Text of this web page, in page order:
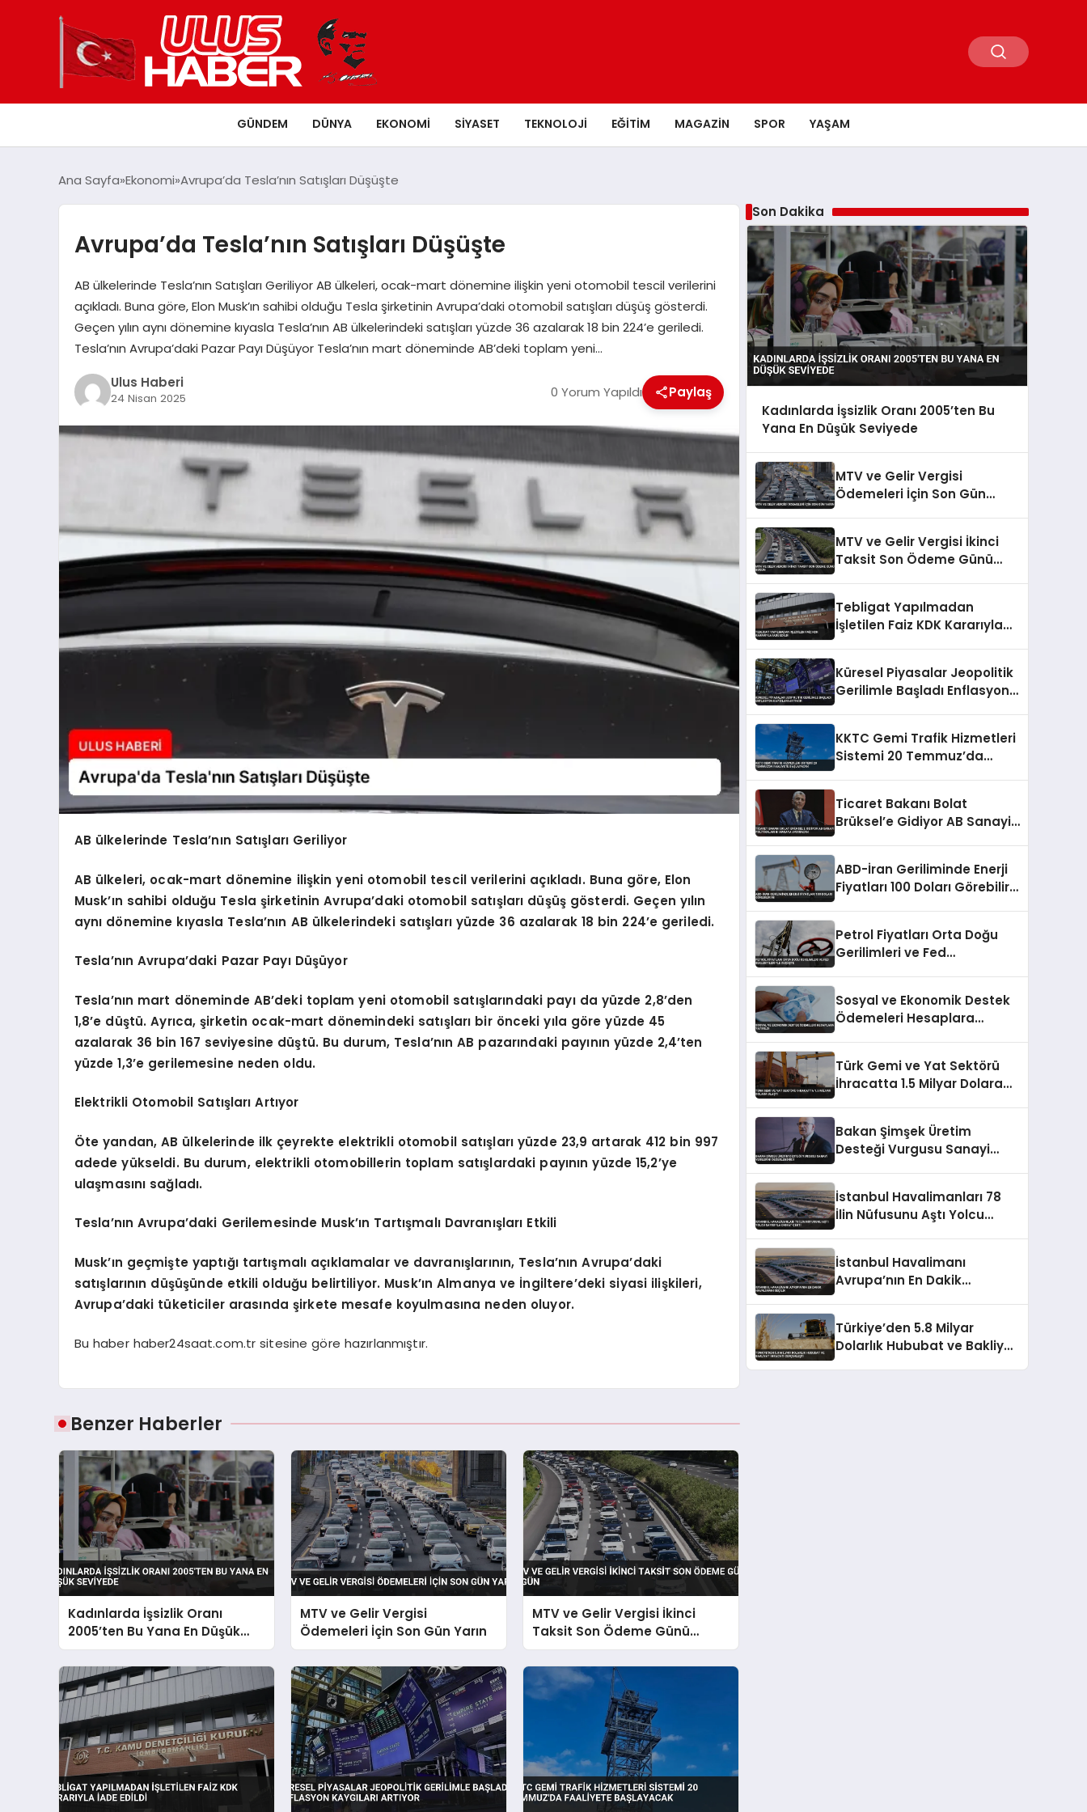
GÜNDEM DÜNYA EKONOMI SIYASET TEKNOLOJI EĞITIM MAGAZIN SPOR YAŞAM
Ana Sayfa Ekonomi Avrupa’da Tesla’nın Satışları Düşüşte
Avrupa’da Tesla’nın Satışları Düşüşte
AB ülkelerinde Tesla’nın Satışları Geriliyor AB ülkeleri, ocak-mart dönemine ilişkin yeni otomobil tescil verilerini
açıkladı. Buna göre, Elon Musk’ın sahibi olduğu Tesla şirketinin Avrupa’daki otomobil satışları düşüş gösterdi.
Geçen yılın aynı dönemine kıyasla Tesla’nın AB ülkelerindeki satışları yüzde 36 azalarak 18 bin 224’e geriledi.
Tesla’nın Avrupa’daki Pazar Payı Düşüyor Tesla’nın mart döneminde AB’deki toplam yeni…
Ulus Haberi
24 Nisan 2025 0 Yorum Yapıldı Paylaş
AB ülkelerinde Tesla’nın Satışları Geriliyor
AB ülkeleri, ocak-mart dönemine ilişkin yeni otomobil tescil verilerini açıkladı. Buna göre, Elon
Musk’ın sahibi olduğu Tesla şirketinin Avrupa’daki otomobil satışları düşüş gösterdi. Geçen yılın
aynı dönemine kıyasla Tesla’nın AB ülkelerindeki satışları yüzde 36 azalarak 18 bin 224’e geriledi.
Tesla’nın Avrupa’daki Pazar Payı Düşüyor
Tesla’nın mart döneminde AB’deki toplam yeni otomobil satışlarındaki payı da yüzde 2,8’den
1,8’e düştü. Ayrıca, şirketin ocak-mart dönemindeki satışları bir önceki yıla göre yüzde 45
azalarak 36 bin 167 seviyesine düştü. Bu durum, Tesla’nın AB pazarındaki payının yüzde 2,4’ten
yüzde 1,3’e gerilemesine neden oldu.
Elektrikli Otomobil Satışları Artıyor
Öte yandan, AB ülkelerinde ilk çeyrekte elektrikli otomobil satışları yüzde 23,9 artarak 412 bin 997
adede yükseldi. Bu durum, elektrikli otomobillerin toplam satışlardaki payının yüzde 15,2’ye
ulaşmasını sağladı.
Tesla’nın Avrupa’daki Gerilemesinde Musk’ın Tartışmalı Davranışları Etkili
Musk’ın geçmişte yaptığı tartışmalı açıklamalar ve davranışlarının, Tesla’nın Avrupa’daki
satışlarının düşüşünde etkili olduğu belirtiliyor. Musk’ın Almanya ve İngiltere’deki siyasi ilişkileri,
Avrupa’daki tüketiciler arasında şirkete mesafe koyulmasına neden oluyor.
Bu haber haber24saat.com.tr sitesine göre hazırlanmıştır.
Benzer Haberler
Kadınlarda İşsizlik Oranı
2005’ten Bu Yana En Düşük
Seviyede
MTV ve Gelir Vergisi
Ödemeleri İçin Son Gün Yarın
MTV ve Gelir Vergisi İkinci
Taksit Son Ödeme Günü
Bugün
Son Dakika
Kadınlarda İşsizlik Oranı 2005’ten Bu
Yana En Düşük Seviyede
MTV ve Gelir Vergisi
Ödemeleri İçin Son Gün
MTV ve Gelir Vergisi İkinci
Taksit Son Ödeme Günü
Tebligat Yapılmadan
İşletilen Faiz KDK Kararıyla
Küresel Piyasalar Jeopolitik
Gerilimle Başladı Enflasyon
KKTC Gemi Trafik Hizmetleri
Sistemi 20 Temmuz’da
Ticaret Bakanı Bolat
Brüksel’e Gidiyor AB Sanayi
ABD-İran Geriliminde Enerji
Fiyatları 100 Doları Görebilir
Petrol Fiyatları Orta Doğu
Gerilimleri ve Fed
Sosyal ve Ekonomik Destek
Ödemeleri Hesaplara
Türk Gemi ve Yat Sektörü
İhracatta 1.5 Milyar Dolara
Bakan Şimşek Üretim
Desteği Vurgusu Sanayi
İstanbul Havalimanları 78
İlin Nüfusunu Aştı Yolcu
İstanbul Havalimanı
Avrupa’nın En Dakik
Türkiye’den 5.8 Milyar
Dolarlık Hububat ve Bakliyat